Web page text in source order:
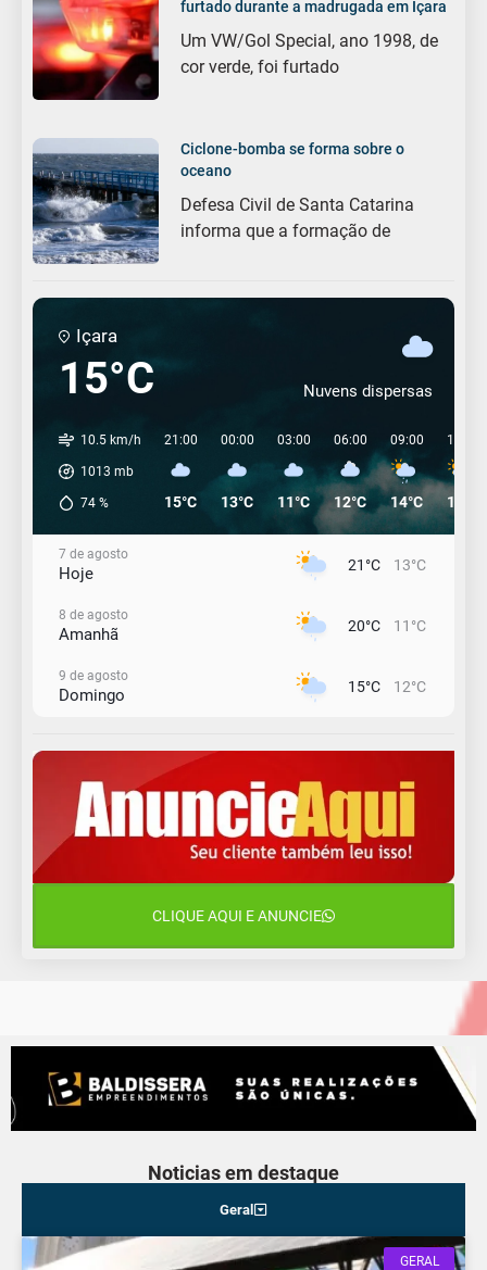
furtado durante a madrugada em Içara
Um VW/Gol Special, ano 1998, de
cor verde, foi furtado
Ciclone-bomba se forma sobre o
oceano
Defesa Civil de Santa Catarina
informa que a formação de
Içara
15°C Nuvens dispersas
10.5 km/h
1013 mb
74 %
21:00
15°C
00:00
13°C
03:00
11°C
06:00
12°C
09:00
14°C
12:00
19°C
7 de agosto
Hoje 21°C 13°C
8 de agosto
Amanhã 20°C 11°C
9 de agosto
Domingo 15°C 12°C
Segunda-Feira 14°C 10°C
11 de agosto
Terça-Feira
CLIQUE AQUI E ANUNCIE
Noticias em destaque
Geral
GERAL